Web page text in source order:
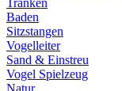
Tränken
Baden
Sitzstangen
Vogelleiter
Sand & Einstreu
Vogel Spielzeug
Natur